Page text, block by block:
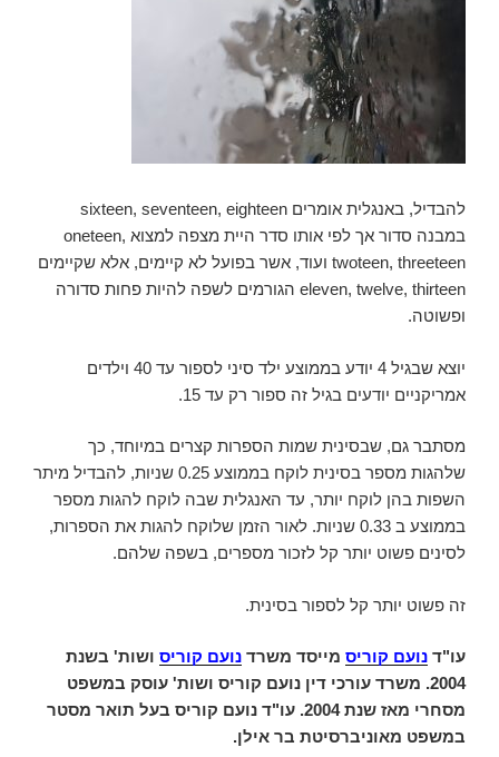
להבדיל, באנגלית אומרים sixteen, seventeen, eighteen
במבנה סדור אך לפי אותו סדר היית מצפה למצוא oneteen,
twoteen, threeteen ועוד, אשר בפועל לא קיימים, אלא שקיימים
eleven, twelve, thirteen הגורמים לשפה להיות פחות סדורה
ופשוטה.
יוצא שבגיל 4 יודע בממוצע ילד סיני לספור עד 40 וילדים
אמריקניים יודעים בגיל זה ספור רק עד 15.
מסתבר גם, שבסינית שמות הספרות קצרים במיוחד, כך
שלהגות מספר בסינית לוקח בממוצע 0.25 שניות, להבדיל מיתר
השפות בהן לוקח יותר, עד האנגלית שבה לוקח להגות מספר
בממוצע ב 0.33 שניות. לאור הזמן שלוקח להגות את הספרות,
לסינים פשוט יותר קל לזכור מספרים, בשפה שלהם.
זה פשוט יותר קל לספור בסינית.
עו"ד נועם קוריס מייסד משרד נועם קוריס ושות' בשנת
2004. משרד עורכי דין נועם קוריס ושות' עוסק במשפט
מסחרי מאז שנת 2004. עו"ד נועם קוריס בעל תואר מסטר
במשפט מאוניברסיטת בר אילן.